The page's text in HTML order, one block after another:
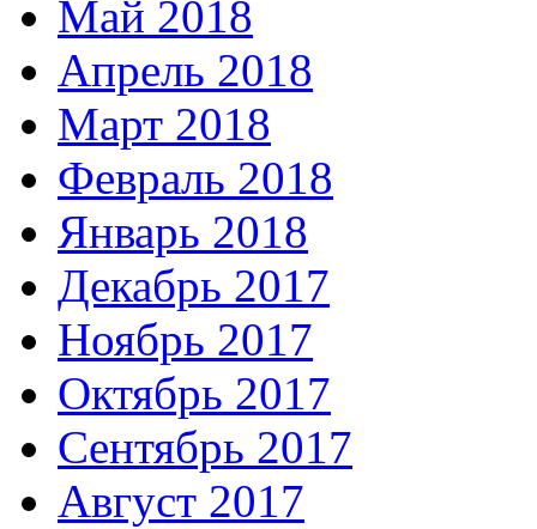
Май 2018
Апрель 2018
Март 2018
Февраль 2018
Январь 2018
Декабрь 2017
Ноябрь 2017
Октябрь 2017
Сентябрь 2017
Август 2017